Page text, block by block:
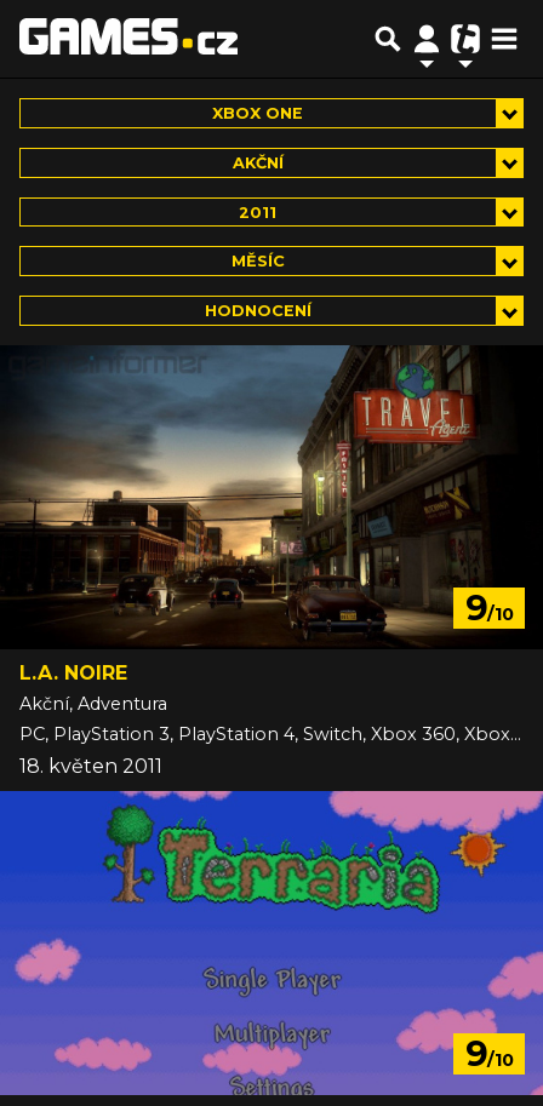
XBOX ONE
AKČNÍ
2011
MĚSÍC
HODNOCENÍ
9/10
L.A. NOIRE
Akční, Adventura
PC, PlayStation 3, PlayStation 4, Switch, Xbox 360, Xbox One
18. květen 2011
9/10